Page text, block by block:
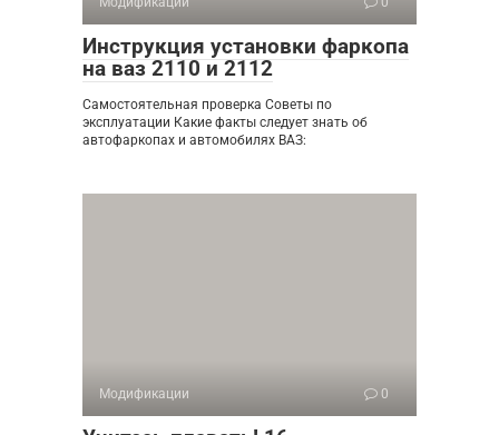
Инструкция установки фаркопа
на ваз 2110 и 2112
Самостоятельная проверка Советы по
эксплуатации Какие факты следует знать об
автофаркопах и автомобилях ВАЗ:
Модификации 0